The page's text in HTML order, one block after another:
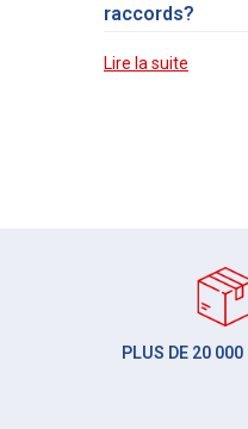
raccords?
Lire la suite
PLUS DE 20